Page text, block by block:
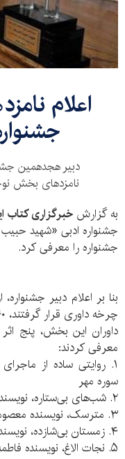
اعلام
دبیر هجدهمین
نامزدهای بخش
به گزارش خبرگزاری کتاب
جشنواره ادبی «شهید
جشنواره را معرفی کرد.
چرخه داوری قرار گرفتند، ۴۰ عنوان به مرحله دوم راه یافتند.
داوران این بخش، پنج
معرفی کردند:
۱. روایتی ساده از
سوره مهر
۲. شب‌های بی‌ستاره، نویسنده مرضیه نفری، انتشارات شهرستان ادب
۳. مترسک، نویسنده معصومه عیوضی، انتشارات سوره مهر
۴. زمستان بی‌شازده، نویسنده فاطمه نفری، انتشارات سوره مهر
۵. نجات الاغ، نویسنده فاطمه دهقان، انتشارات محراب قلم